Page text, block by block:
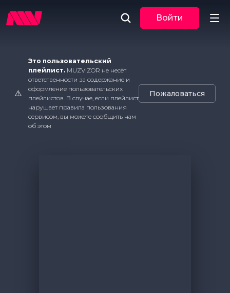
Новости
Музыка
По трекам
Войти
⚠️
Это пользовательский
плейлист. MUZVIZOR не несёт
ответственности за содержание и
оформление пользовательских
плейлистов. В случае, если плейлист
нарушает правила пользования
сервисом, вы можете сообщить нам
об этом
Пожаловаться